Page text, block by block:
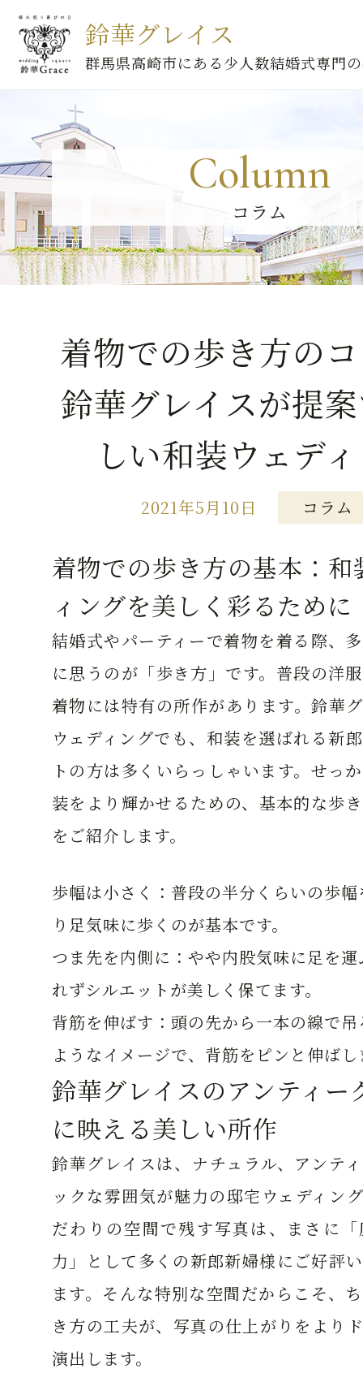
鈴華グレイス
群馬県高崎市にある少人数結婚式専門
Column
コラム
着物での歩き方の
鈴華グレイスが提
しい和装ウェデ
2021年5月10日 コラム
着物での歩き方の基本：和
ィングを美しく彩るために
結婚式やパーティーで着物を着る際、
に思うのが「歩き方」です。普段の洋
着物には特有の所作があります。鈴華
ウェディングでも、和装を選ばれる新
トの方は多くいらっしゃいます。せっ
装をより輝かせるための、基本的な歩
をご紹介します。
歩幅は小さく：普段の半分くらいの歩
り足気味に歩くのが基本です。
つま先を内側に：やや内股気味に足を
れずシルエットが美しく保てます。
背筋を伸ばす：頭の先から一本の線で
ようなイメージで、背筋をピンと伸ば
鈴華グレイスのアンティー
に映える美しい所作
鈴華グレイスは、ナチュラル、アンテ
ックな雰囲気が魅力の邸宅ウェディン
だわりの空間で残す写真は、まさに
力」として多くの新郎新婦様にご好評
ます。そんな特別な空間だからこそ、
き方の工夫が、写真の仕上がりをより
演出します。